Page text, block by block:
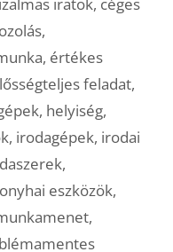
,
, értékes
feladat,
, helyiség,
, irodagépek, irodai
,
eszközök,
,